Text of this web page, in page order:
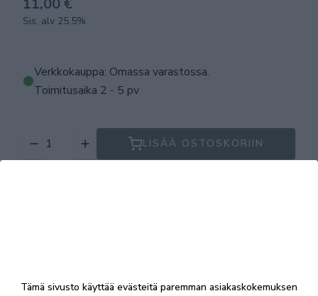
11,00 €
Sis. alv 25.5%
Verkkokauppa: Omassa varastossa.
Toimitusaika 2 - 5 pv
LISÄÄ OSTOSKORIIN
Tämä sivusto käyttää evästeitä paremman asiakaskokemuksen